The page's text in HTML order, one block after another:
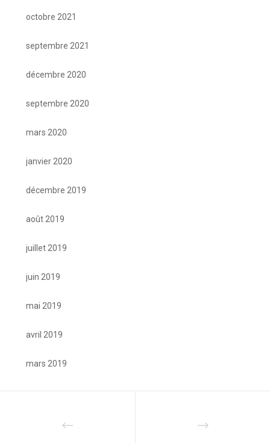
octobre 2021
septembre 2021
décembre 2020
septembre 2020
mars 2020
janvier 2020
décembre 2019
août 2019
juillet 2019
juin 2019
mai 2019
avril 2019
mars 2019